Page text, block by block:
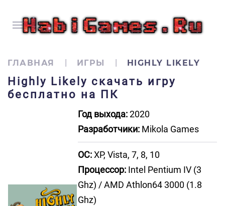
ГЛАВНАЯ ИГРЫ HIGHLY LIKELY
Highly Likely скачать игру
бесплатно на ПК
Год выхода:2020
Разработчики: Mikola Games
ОС:XP, Vista, 7, 8, 10
Процессор: Intel Pentium IV (3
Ghz) / AMD Athlon64 3000 (1.8
Ghz)